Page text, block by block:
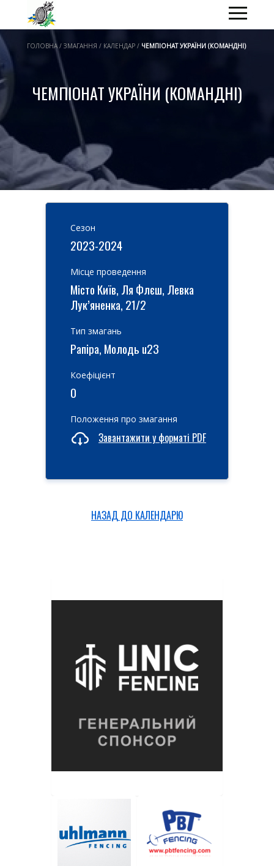
ГОЛОВНА / ЗМАГАННЯ / КАЛЕНДАР / ЧЕМПІОНАТ УКРАЇНИ (КОМАНДНІ)
ЧЕМПІОНАТ УКРАЇНИ (КОМАНДНІ)
Cезон
2023-2024
Місце проведення
Місто Київ, Ля Флєш, Левка
Лук’яненка, 21/2
Тип змагань
Рапіра, Молодь u23
Коефіцієнт
0
Положення про змагання
Завантажити у форматі PDF
НАЗАД ДО КАЛЕНДАРЮ